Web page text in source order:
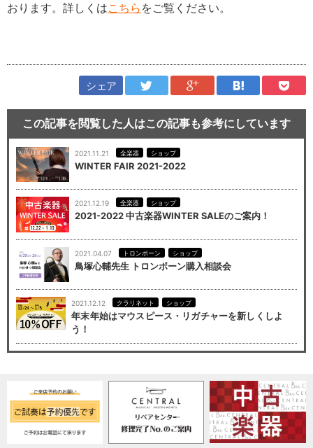
おります。詳しくはこちら をご覧ください。
シェア
この記事を閲覧した人はこの記事も参考にしています
2021.11.21 全楽器 ショップ
WINTER FAIR 2021-2022
2021.12.19 全楽器 ショップ
2021-2022 中古楽器WINTER SALEのご案内！
2021.04.07 トロンボーン ショップ
鳥塚心輔先生 トロンボーン購入相談会
2021.12.12 クラリネット ショップ
年末年始はマウスピース・リガチャーを新しくしよ
う！